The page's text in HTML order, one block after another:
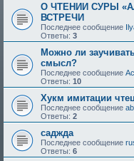
О ЧТЕНИИ СУРЫ
ВСТРЕЧИ
Последнее сообщение
Ответы: 3
Можно ли
смысл?
Последнее сообщение
Ответы: 10
Хукм имитации
Последнее сообщение
Ответы: 2
саджда
Последнее сообщение
Ответы: 6